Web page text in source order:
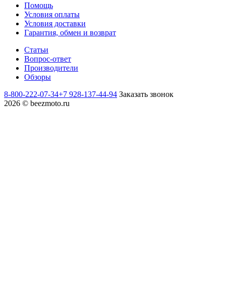
Помощь
Условия оплаты
Условия доставки
Гарантия, обмен и возврат
Статьи
Вопрос-ответ
Производители
Обзоры
8-800-222-07-34+7 928-137-44-94 Заказать звонок
2026 © beezmoto.ru